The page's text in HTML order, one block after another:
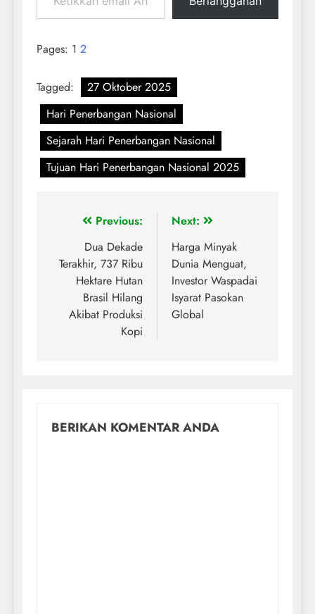
Pages: 1 2
Tagged:
27 Oktober 2025
Hari Penerbangan Nasional
Sejarah Hari Penerbangan Nasional
Tujuan Hari Penerbangan Nasional 2025
Previous:
Dua Dekade
Terakhir, 737 Ribu
Hektare Hutan
Brasil Hilang
Akibat Produksi
Kopi
Next:
Harga Minyak
Dunia Menguat,
Investor Waspadai
Isyarat Pasokan
Global
BERIKAN KOMENTAR ANDA